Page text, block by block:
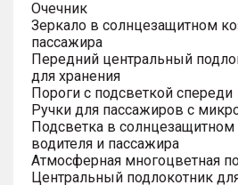
Очечник
Зеркало в солнцезащитном
пассажира
Передний центральный
для хранения
Пороги с подсветкой спереди
Ручки для пассажиров с
Подсветка в
водителя и пассажира
Атмосферная многоцветная
Центральный подлокотник